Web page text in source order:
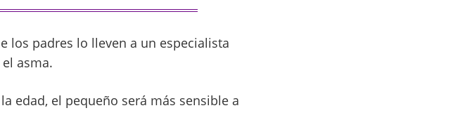
los padres lo lleven a un especialista
asma.
edad, el pequeño será más sensible a